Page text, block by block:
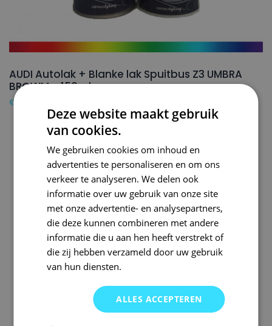
AUDI Autolak + Blanke lak Spuitbus Z3 UMBRA
BROWM – 150ml
€
Deze website maakt gebruik
van cookies.
We gebruiken cookies om inhoud en
advertenties te personaliseren en om ons
verkeer te analyseren. We delen ook
informatie over uw gebruik van onze site
met onze advertentie- en analysepartners,
die deze kunnen combineren met andere
informatie die u aan hen heeft verstrekt of
die zij hebben verzameld door uw gebruik
van hun diensten.
ALLES ACCEPTEREN